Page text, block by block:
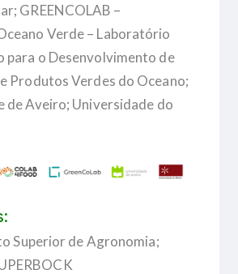
GREENCOLAB –
Verde – Laboratório
para o Desenvolvimento de
Produtos Verdes do Oceano;
de Aveiro; Universidade do
Superior de Agronomia;